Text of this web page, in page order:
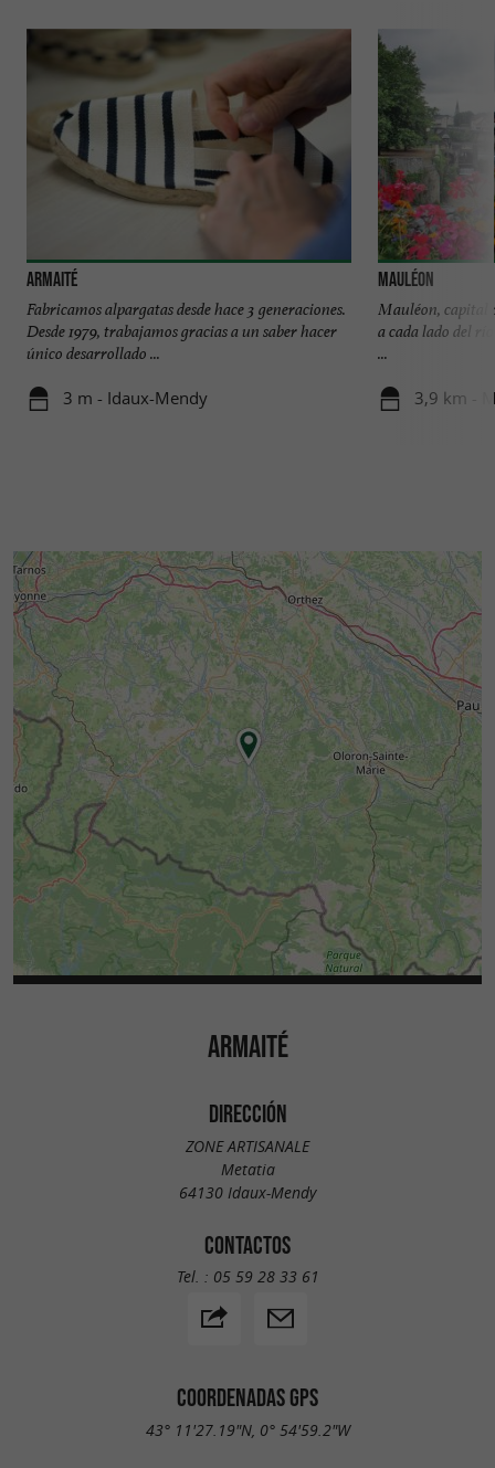
Armaité
Fabricamos alpargatas desde hace 3 generaciones.
Desde 1979, trabajamos gracias a un saber hacer
único desarrollado ...
3 m - Idaux-Mendy
Mauléon
Mauléon, capital
a cada lado del
...
3,9 km -
ARMAITÉ
DIRECCIÓN
ZONE ARTISANALE
Metatia
64130 Idaux-Mendy
CONTACTOS
Tel. : 05 59 28 33 61
COORDENADAS GPS
43° 11'27.19"N, 0° 54'59.2"W